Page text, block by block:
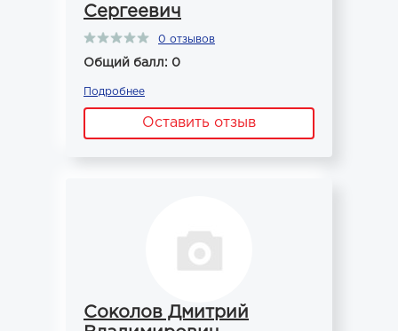
Сергеевич
0 отзывов
Общий балл: 0
Подробнее
Оставить отзыв
Соколов Дмитрий